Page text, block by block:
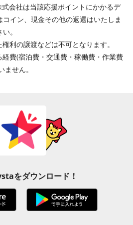
会社は当該応援ポイントにかかるデ
イン、現金その他の返還はいたしま
。
利の譲渡などは不可となります。
費(宿泊費・交通費・稼働費・作業費
せん。
をダウンロード！